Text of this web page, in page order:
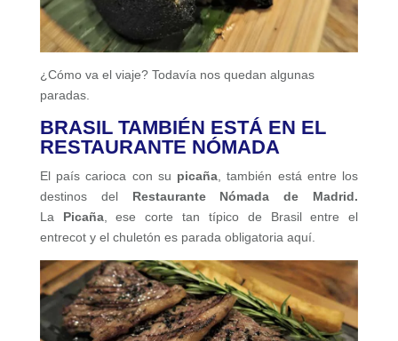
¿Cómo va el viaje? Todavía nos quedan algunas
paradas.
BRASIL TAMBIÉN ESTÁ EN EL
RESTAURANTE NÓMADA
El país carioca con su picaña , también está entre los
destinos del Restaurante Nómada de Madrid.
La Picaña, ese corte tan típico de Brasil entre el
entrecot y el chuletón es parada obligatoria aquí.